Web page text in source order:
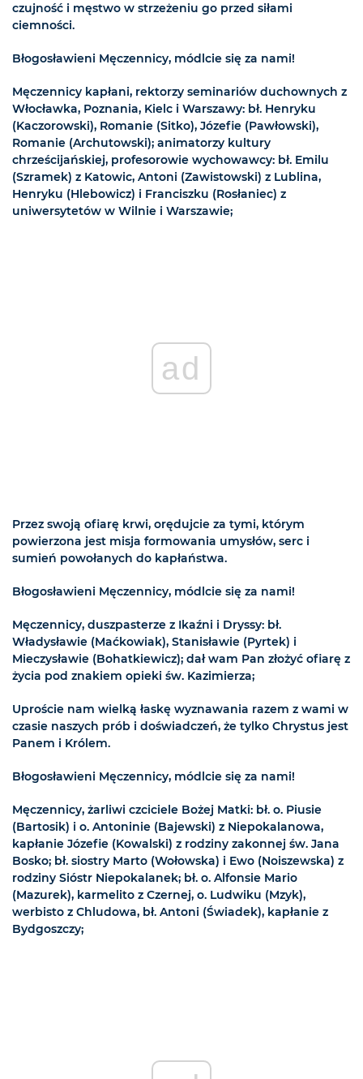
czujność i męstwo w strzeżeniu go przed siłami
ciemności.
Błogosławieni Męczennicy, módlcie się za nami!
Męczennicy kapłani, rektorzy seminariów duchownych z
Włocławka, Poznania, Kielc i Warszawy: bł. Henryku
(Kaczorowski), Romanie (Sitko), Józefie (Pawłowski),
Romanie (Archutowski); animatorzy kultury
chrześcijańskiej, profesorowie wychowawcy: bł. Emilu
(Szramek) z Katowic, Antoni (Zawistowski) z Lublina,
Henryku (Hlebowicz) i Franciszku (Rosłaniec) z
uniwersytetów w Wilnie i Warszawie;
ad
Przez swoją ofiarę krwi, orędujcie za tymi, którym
powierzona jest misja formowania umysłów, serc i
sumień powołanych do kapłaństwa.
Błogosławieni Męczennicy, módlcie się za nami!
Męczennicy, duszpasterze z Ikaźni i Dryssy: bł.
Władysławie (Maćkowiak), Stanisławie (Pyrtek) i
Mieczysławie (Bohatkiewicz); dał wam Pan złożyć ofiarę z
życia pod znakiem opieki św. Kazimierza;
Uproście nam wielką łaskę wyznawania razem z wami w
czasie naszych prób i doświadczeń, że tylko Chrystus jest
Panem i Królem.
Błogosławieni Męczennicy, módlcie się za nami!
Męczennicy, żarliwi czciciele Bożej Matki: bł. o. Piusie
(Bartosik) i o. Antoninie (Bajewski) z Niepokalanowa,
kapłanie Józefie (Kowalski) z rodziny zakonnej św. Jana
Bosko; bł. siostry Marto (Wołowska) i Ewo (Noiszewska) z
rodziny Sióstr Niepokalanek; bł. o. Alfonsie Mario
(Mazurek), karmelito z Czernej, o. Ludwiku (Mzyk),
werbisto z Chludowa, bł. Antoni (Świadek), kapłanie z
Bydgoszczy;